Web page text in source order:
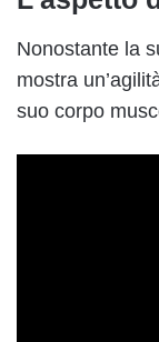
Nonostante la
mostra
suo corpo